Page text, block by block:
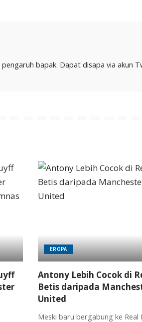
bapak. Dapat disapa via akun
EROPA
Antony Lebih Cocok di
Betis daripada
United
Meski baru bergabung ke Real